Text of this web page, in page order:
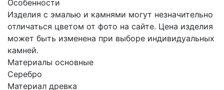
Особенности
Изделия с эмалью и камнями могут незначительно
отличаться цветом от фото на сайте. Цена изделия
может быть изменена при выборе индивидуальных
камней.
Материалы основные
Серебро
Материал древка